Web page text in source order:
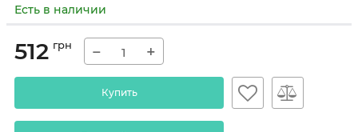
Есть в наличии
512 грн − +
Купить